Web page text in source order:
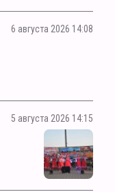
6 августа 2026 14:08
5 августа 2026 14:15